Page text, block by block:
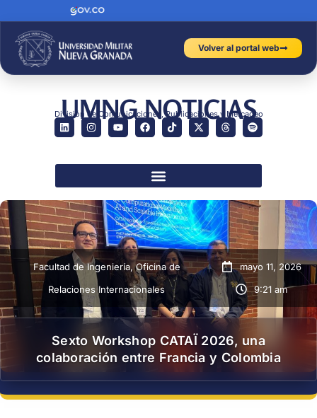
Volver al portal web
UMNG NOTICIAS
División de Comunicaciones, Publicaciones y Mercadeo
Facultad de Ingeniería,Oficina de
Relaciones Internacionales
mayo 11, 2026
9:21 am
Sexto Workshop CATAÏ 2026, una
colaboración entre Francia y Colombia